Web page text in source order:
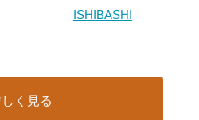
ISHIBASHI
く見る